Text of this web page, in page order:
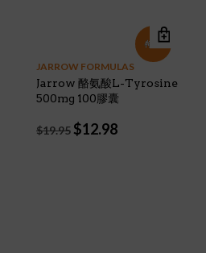
特價!
JARROW FORMULAS
Jarrow 酪氨酸L-Tyrosine
500mg 100膠囊
$19.95 Original
$12.98Current